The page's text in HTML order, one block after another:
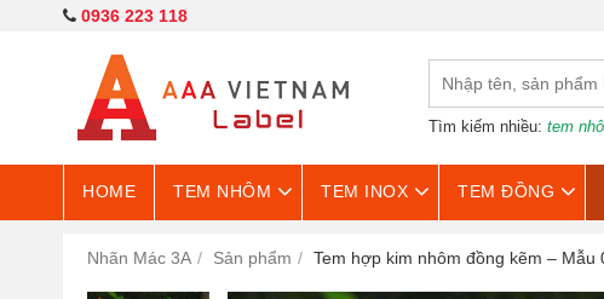
0936 223 118
Tìm kiếm nhiều: tem
HOME TEM NHÔM TEM INOX TEM ĐỒNG
Nhãn Mác 3A Sản phẩm Tem hợp kim nhôm đồng kẽm – Mẫu